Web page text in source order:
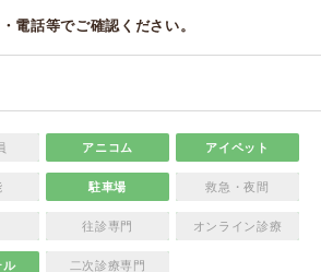
電話等でご確認ください。
アニコム アイペット
駐車場 救急・夜間
往診専門 オンライン診療
ル 二次診療専門